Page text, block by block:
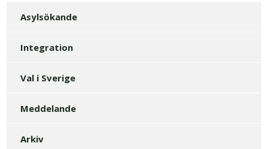
Asylsökande
Integration
Val i Sverige
Meddelande
Arkiv